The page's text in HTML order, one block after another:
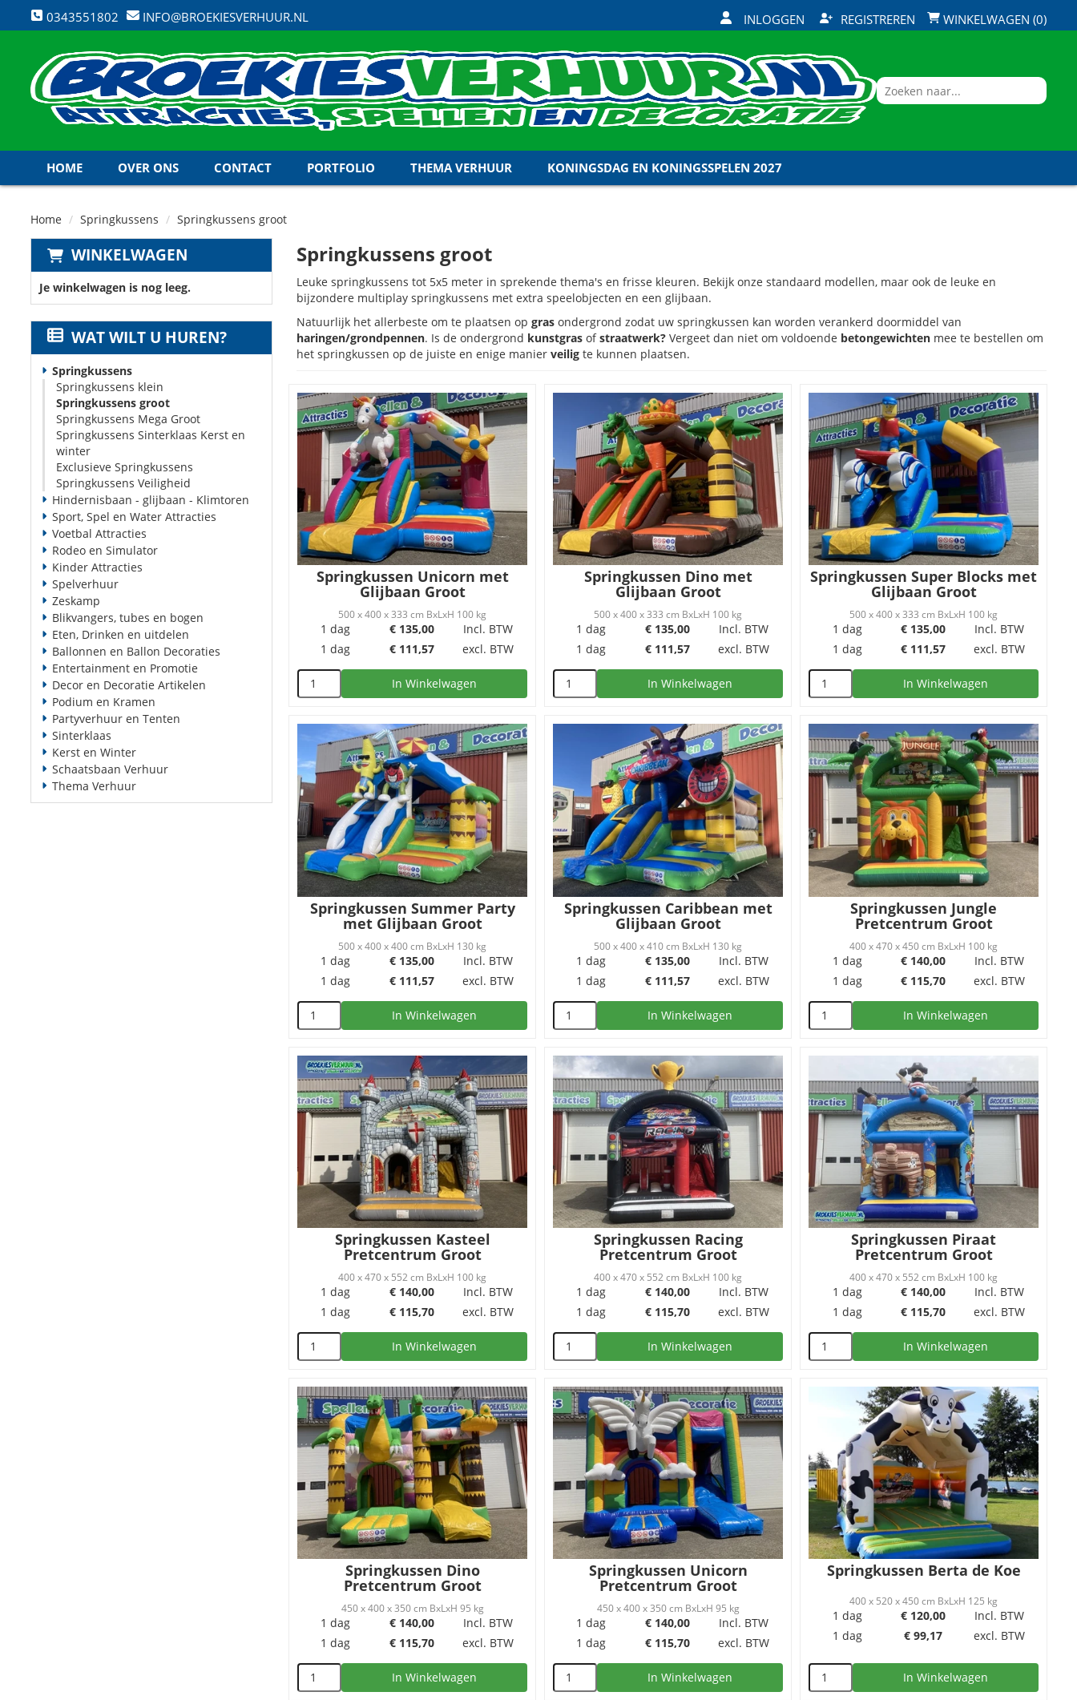
0343551802 INFO@BROEKIESVERHUUR.NL INLOGGEN REGISTREREN WINKELWAGEN (0)
HOME OVER ONS CONTACT PORTFOLIO THEMA VERHUUR KONINGSDAG EN KONINGSSPELEN 2027
Home Springkussens Springkussens groot
WINKELWAGEN
Je winkelwagen is nog leeg.
WAT WILT U HUREN?
Springkussens
Springkussens klein
Springkussens groot
Springkussens Mega Groot
Springkussens Sinterklaas Kerst en
winter
Exclusieve Springkussens
Springkussens Veiligheid
Hindernisbaan - glijbaan - Klimtoren
Sport, Spel en Water Attracties
Voetbal Attracties
Rodeo en Simulator
Kinder Attracties
Spelverhuur
Zeskamp
Blikvangers, tubes en bogen
Eten, Drinken en uitdelen
Ballonnen en Ballon Decoraties
Entertainment en Promotie
Decor en Decoratie Artikelen
Podium en Kramen
Partyverhuur en Tenten
Sinterklaas
Kerst en Winter
Schaatsbaan Verhuur
Thema Verhuur
Springkussens groot
Leuke springkussens tot 5x5 meter in sprekende thema's en frisse kleuren. Bekijk onze standaard modellen, maar ook de leuke en
bijzondere multiplay springkussens met extra speelobjecten en een glijbaan.
Natuurlijk het allerbeste om te plaatsen op gras ondergrond zodat uw springkussen kan worden verankerd doormiddel van
haringen/grondpennen. Is de ondergrond kunstgras ofstraatwerk? Vergeet dan niet om voldoende betongewichten mee te bestellen om
het springkussen op de juiste en enige manier veilig te kunnen plaatsen.
Springkussen Unicorn met
Glijbaan Groot
500 x 400 x 333 cm BxLxH 100 kg
1 dag € 135,00
Incl. BTW
1 dag
€ 111,57 excl. BTW
In Winkelwagen
Springkussen Dino met
Glijbaan Groot
500 x 400 x 333 cm BxLxH 100 kg
1 dag € 135,00
Incl. BTW
1 dag
€ 111,57 excl. BTW
In Winkelwagen
Springkussen Super Blocks met
Glijbaan Groot
500 x 400 x 333 cm BxLxH 100 kg
1 dag € 135,00
Incl. BTW
1 dag
€ 111,57 excl. BTW
In Winkelwagen
Springkussen Summer Party
met Glijbaan Groot
500 x 400 x 400 cm BxLxH 130 kg
1 dag € 135,00
Incl. BTW
1 dag
€ 111,57 excl. BTW
In Winkelwagen
Springkussen Caribbean met
Glijbaan Groot
500 x 400 x 410 cm BxLxH 130 kg
1 dag € 135,00
Incl. BTW
1 dag
€ 111,57 excl. BTW
In Winkelwagen
Springkussen Jungle
Pretcentrum Groot
400 x 470 x 450 cm BxLxH 100 kg
1 dag € 140,00
Incl. BTW
1 dag
€ 115,70 excl. BTW
In Winkelwagen
Springkussen Kasteel
Pretcentrum Groot
400 x 470 x 552 cm BxLxH 100 kg
1 dag € 140,00
Incl. BTW
1 dag
€ 115,70 excl. BTW
In Winkelwagen
Springkussen Racing
Pretcentrum Groot
400 x 470 x 552 cm BxLxH 100 kg
1 dag € 140,00
Incl. BTW
1 dag
€ 115,70 excl. BTW
In Winkelwagen
Springkussen Piraat
Pretcentrum Groot
400 x 470 x 552 cm BxLxH 100 kg
1 dag € 140,00
Incl. BTW
1 dag
€ 115,70 excl. BTW
In Winkelwagen
Springkussen Dino
Pretcentrum Groot
450 x 400 x 350 cm BxLxH 95 kg
1 dag € 140,00
Incl. BTW
1 dag
€ 115,70 excl. BTW
In Winkelwagen
Springkussen Unicorn
Pretcentrum Groot
450 x 400 x 350 cm BxLxH 95 kg
1 dag € 140,00
Incl. BTW
1 dag
€ 115,70 excl. BTW
In Winkelwagen
Springkussen Berta de Koe
400 x 520 x 450 cm BxLxH 125 kg
1 dag € 120,00
Incl. BTW
1 dag
€ 99,17 excl. BTW
In Winkelwagen